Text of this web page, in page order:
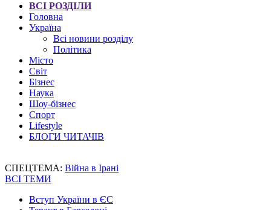
ВСІ РОЗДІЛИ
Головна
Україна
Всі новини розділу
Політика
Місто
Світ
Бізнес
Наука
Шоу-бізнес
Спорт
Lifestyle
БЛОГИ ЧИТАЧІВ
СПЕЦТЕМА: Війна в Ірані
ВСІ ТЕМИ
Вступ України в ЄС